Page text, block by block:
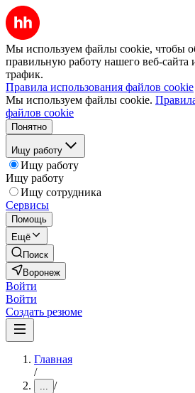
Мы используем файлы cookie, чтобы
правильную работу нашего веб-сайта
трафик.
Правила использования файлов cookie
Мы используем файлы cookie.
файлов cookie
Понятно
Ищу работу
Ищу работу
Ищу работу
Ищу сотрудника
Сервисы
Помощь
Ещё
Поиск
Воронеж
Войти
Войти
Создать резюме
Главная
/
... /